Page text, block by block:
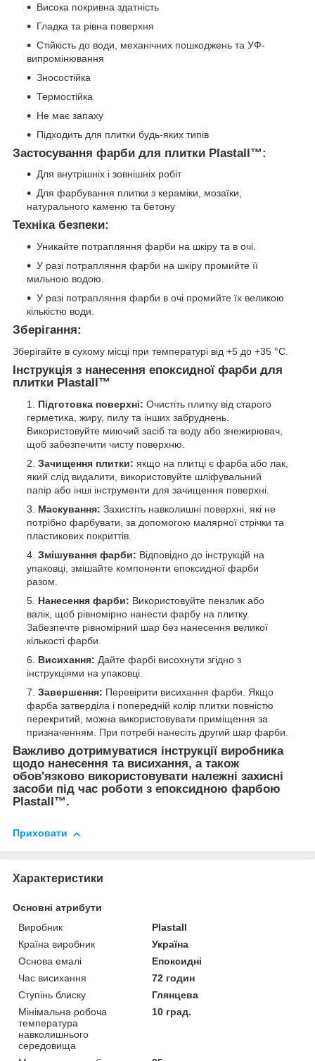
Висока покривна здатність
Гладка та рівна поверхня
Стійкість до води, механічних пошкоджень та УФ-
випромінювання
Зносостійка
Термостійка
Не має запаху
Підходить для плитки будь-яких типів
Застосування фарби для плитки Plastall™:
Для внутрішніх і зовнішніх робіт
Для фарбування плитки з кераміки, мозаїки,
натурального каменю та бетону
Техніка безпеки:
Уникайте потрапляння фарби на шкіру та в очі.
У разі потрапляння фарби на шкіру промийте її
мильною водою.
У разі потрапляння фарби в очі промийте їх великою
кількістю води.
Зберігання:
Зберігайте в сухому місці при температурі від +5 до +35 °C.
Інструкція з нанесення епоксидної фарби для
плитки Plastall™
Підготовка поверхні: Очистіть плитку від старого
герметика, жиру, пилу та інших забруднень.
Використовуйте миючий засіб та воду або знежирювач,
щоб забезпечити чисту поверхню.
Зачищення плитки: якщо на плитці є фарба або лак,
який слід видалити, використовуйте шліфувальний
папір або інші інструменти для зачищення поверхні.
Маскування: Захистіть навколишні поверхні, які не
потрібно фарбувати, за допомогою малярної стрічки та
пластикових покриттів.
Змішування фарби: Відповідно до інструкцій на
упаковці, змішайте компоненти епоксидної фарби
разом.
Нанесення фарби: Використовуйте пензлик або
валік, щоб рівномірно нанести фарбу на плитку.
Забезпечте рівномірний шар без нанесення великої
кількості фарби.
Висихання: Дайте фарбі висохнути згідно з
інструкціями на упаковці.
Завершення: Перевірити висихання фарби. Якщо
фарба затверділа і попередній колір плитки повністю
перекритий, можна використовувати приміщення за
призначенням. При потребі нанесіть другий шар фарби.
Важливо дотримуватися інструкції виробника
щодо нанесення та висихання, а також
обов'язково використовувати належні захисні
засоби під час роботи з епоксидною фарбою
Plastall™.
Приховати
Характеристики
Основні атрибути
Виробник
Plastall
Країна виробник
Україна
Основа емалі
Епоксидні
Час висихання
72 годин
Ступінь блиску
Глянцева
Мінімальна робоча
температура
навколишнього
середовища
10 град.